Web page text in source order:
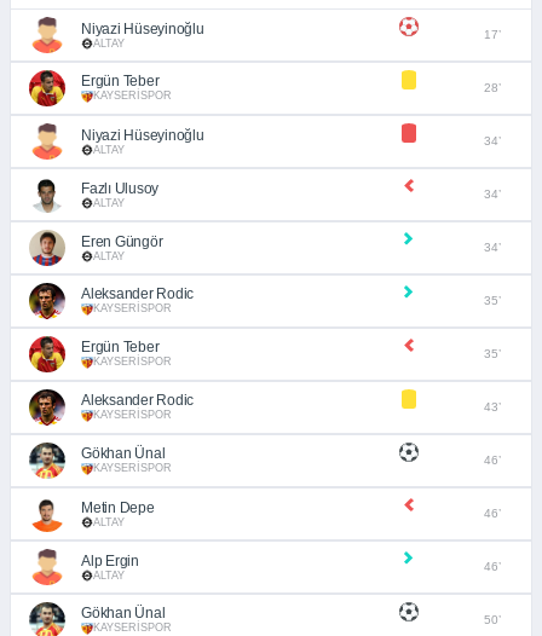
Niyazi Hüseyinoğlu
ALTAY
17’
Ergün Teber
KAYSERİSPOR
28’
Niyazi Hüseyinoğlu
ALTAY
34’
Fazlı Ulusoy
ALTAY
34’
Eren Güngör
ALTAY
34’
Aleksander Rodic
KAYSERİSPOR
35’
Ergün Teber
KAYSERİSPOR
35’
Aleksander Rodic
KAYSERİSPOR
43’
Gökhan Ünal
KAYSERİSPOR
46’
Metin Depe
ALTAY
46’
Alp Ergin
ALTAY
46’
Gökhan Ünal
KAYSERİSPOR
50’